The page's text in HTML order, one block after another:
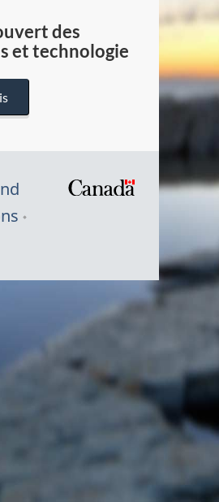
des
et technologie
du